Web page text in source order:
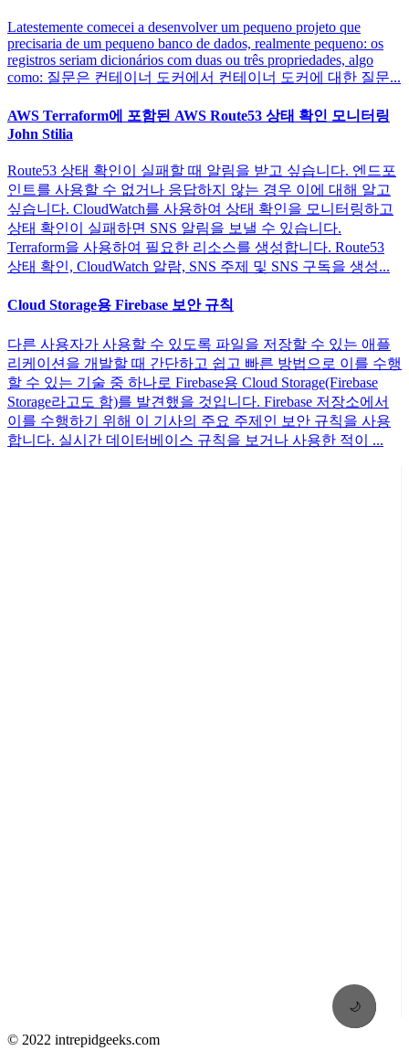
🌙
Latestemente comecei a desenvolver um pequeno projeto que
precisaria de um pequeno banco de dados, realmente pequeno: os
registros seriam dicionários com duas ou três propriedades, algo
como: 질문은 컨테이너 도커에서 컨테이너 도커에 대한 질문...
AWS Terraform에 포함된 AWS Route53 상태 확인 모니터링
John Stilia
Route53 상태 확인이 실패할 때 알림을 받고 싶습니다. 엔드포
인트를 사용할 수 없거나 응답하지 않는 경우 이에 대해 알고
싶습니다. CloudWatch를 사용하여 상태 확인을 모니터링하고
상태 확인이 실패하면 SNS 알림을 보낼 수 있습니다.
Terraform을 사용하여 필요한 리소스를 생성합니다. Route53
상태 확인, CloudWatch 알람, SNS 주제 및 SNS 구독을 생성...
Cloud Storage용 Firebase 보안 규칙
다른 사용자가 사용할 수 있도록 파일을 저장할 수 있는 애플
리케이션을 개발할 때 간단하고 쉽고 빠른 방법으로 이를 수행
할 수 있는 기술 중 하나로 Firebase용 Cloud Storage(Firebase
Storage라고도 함)를 발견했을 것입니다. Firebase 저장소에서
이를 수행하기 위해 이 기사의 주요 주제인 보안 규칙을 사용
합니다. 실시간 데이터베이스 규칙을 보거나 사용한 적이 ...
© 2022 intrepidgeeks.com